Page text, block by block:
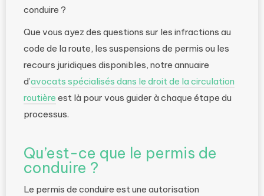
conduire ?
Que vous ayez des questions sur les infractions au
code de la route, les suspensions de permis ou les
recours juridiques disponibles, notre annuaire
d’avocats spécialisés dans le droit de la circulation
routière est là pour vous guider à chaque étape du
processus.
Qu’est-ce que le permis de
conduire ?
Le permis de conduire est une autorisation